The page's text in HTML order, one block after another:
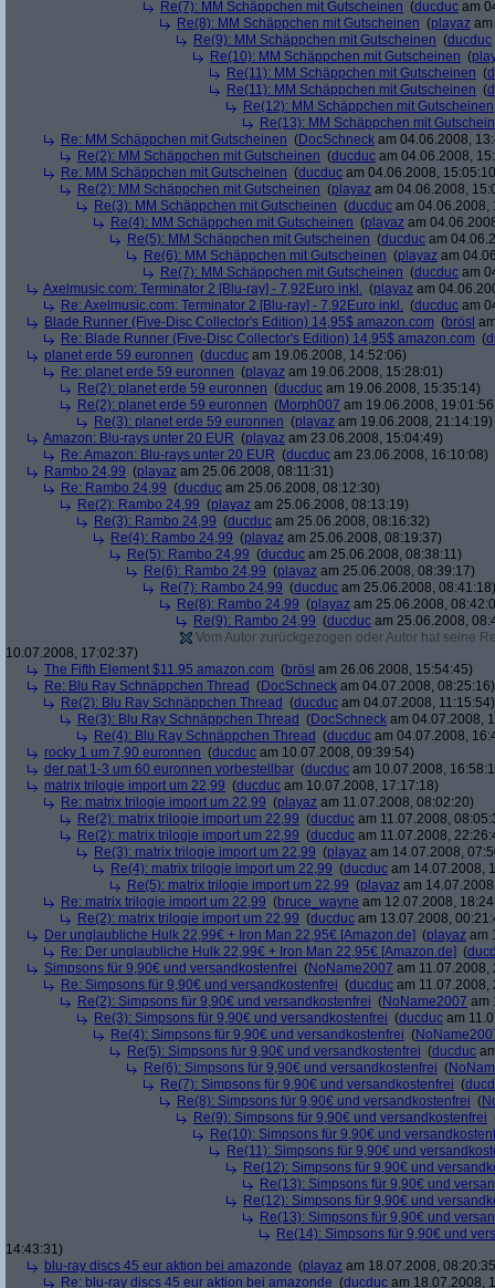
Re(7): MM Schäppchen mit Gutscheinen (ducduc am
Re(8): MM Schäppchen mit Gutscheinen (playaz
Re(9): MM Schäppchen mit Gutscheinen (ducduc
Re(10): MM Schäppchen mit Gutscheinen (
Re(11): MM Schäppchen mit Gutscheinen (
Re(11): MM Schäppchen mit Gutscheinen (
Re(12): MM Schäppchen mit Gutscheinen
Re(13): MM Schäppchen mit
Re: MM Schäppchen mit Gutscheinen (DocSchneck am 04.06.2008,
Re(2): MM Schäppchen mit Gutscheinen (ducduc am 04.06.2008,
Re: MM Schäppchen mit Gutscheinen (ducduc am 04.06.2008,
Re(2): MM Schäppchen mit Gutscheinen (playaz am 04.06.2008,
Re(3): MM Schäppchen mit Gutscheinen (ducduc am 04.06.2008,
Re(4): MM Schäppchen mit Gutscheinen (playaz am
Re(5): MM Schäppchen mit Gutscheinen (ducduc am
Re(6): MM Schäppchen mit Gutscheinen (playaz am
Re(7): MM Schäppchen mit Gutscheinen (ducduc am
Axelmusic.com: Terminator 2 [Blu-ray] - 7,92Euro inkl. (playaz am
Re: Axelmusic.com: Terminator 2 [Blu-ray] - 7,92Euro inkl. (ducduc am
Blade Runner (Five-Disc Collector's Edition) 14,95$ amazon.com (brösl
Re: Blade Runner (Five-Disc Collector's Edition) 14,95$ amazon.com (
planet erde 59 euronnen (ducduc am 19.06.2008, 14:52:06)
Re: planet erde 59 euronnen (playaz am 19.06.2008, 15:28:01)
Re(2): planet erde 59 euronnen (ducduc am 19.06.2008, 15:35:14)
Re(2): planet erde 59 euronnen (Morph007 am 19.06.2008,
Re(3): planet erde 59 euronnen (playaz am 19.06.2008, 21:14:19)
Amazon: Blu-rays unter 20 EUR (playaz am 23.06.2008, 15:04:49)
Re: Amazon: Blu-rays unter 20 EUR (ducduc am 23.06.2008, 16:10:08)
Rambo 24,99 (playaz am 25.06.2008, 08:11:31)
Re: Rambo 24,99 (ducduc am 25.06.2008, 08:12:30)
Re(2): Rambo 24,99 (playaz am 25.06.2008, 08:13:19)
Re(3): Rambo 24,99 (ducduc am 25.06.2008, 08:16:32)
Re(4): Rambo 24,99 (playaz am 25.06.2008, 08:19:37)
Re(5): Rambo 24,99 (ducduc am 25.06.2008, 08:38:11)
Re(6): Rambo 24,99 (playaz am 25.06.2008, 08:39:17)
Re(7): Rambo 24,99 (ducduc am 25.06.2008, 08:41:18)
Re(8): Rambo 24,99 (playaz am 25.06.2008,
Re(9): Rambo 24,99 (ducduc am 25.06.2008,
Vom Autor zurückgezogen oder Autor hat seine
10.07.2008, 17:02:37)
The Fifth Element $11.95 amazon.com (brösl am 26.06.2008, 15:54:45)
Re: Blu Ray Schnäppchen Thread (DocSchneck am 04.07.2008, 08:25:16)
Re(2): Blu Ray Schnäppchen Thread (ducduc am 04.07.2008, 11:15:54)
Re(3): Blu Ray Schnäppchen Thread (DocSchneck am 04.07.2008,
Re(4): Blu Ray Schnäppchen Thread (ducduc am 04.07.2008,
rocky 1 um 7,90 euronnen (ducduc am 10.07.2008, 09:39:54)
der pat 1-3 um 60 euronnen vorbestellbar (ducduc am 10.07.2008,
matrix trilogie import um 22,99 (ducduc am 10.07.2008, 17:17:18)
Re: matrix trilogie import um 22,99 (playaz am 11.07.2008, 08:02:20)
Re(2): matrix trilogie import um 22,99 (ducduc am 11.07.2008,
Re(2): matrix trilogie import um 22,99 (ducduc am 11.07.2008,
Re(3): matrix trilogie import um 22,99 (playaz am 14.07.2008,
Re(4): matrix trilogie import um 22,99 (ducduc am 14.07.2008,
Re(5): matrix trilogie import um 22,99 (playaz am
Re: matrix trilogie import um 22,99 (bruce_wayne am 12.07.2008,
Re(2): matrix trilogie import um 22,99 (ducduc am 13.07.2008,
Der unglaubliche Hulk 22,99€ + Iron Man 22,95€ [Amazon.de] (playaz am
Re: Der unglaubliche Hulk 22,99€ + Iron Man 22,95€ [Amazon.de] (
Simpsons für 9,90€ und versandkostenfrei (NoName2007 am 11.07.2008,
Re: Simpsons für 9,90€ und versandkostenfrei (ducduc am 11.07.2008,
Re(2): Simpsons für 9,90€ und versandkostenfrei (NoName2007 am
Re(3): Simpsons für 9,90€ und versandkostenfrei (ducduc am
Re(4): Simpsons für 9,90€ und versandkostenfrei (
Re(5): Simpsons für 9,90€ und versandkostenfrei (ducduc
Re(6): Simpsons für 9,90€ und versandkostenfrei (
Re(7): Simpsons für 9,90€ und versandkostenfrei (
Re(8): Simpsons für 9,90€ und versandkostenfrei (
Re(9): Simpsons für 9,90€ und versandkostenfrei
Re(10): Simpsons für 9,90€ und
Re(11): Simpsons für 9,90€ und
Re(12): Simpsons für 9,90€ und
Re(13): Simpsons für 9,90€ und
Re(12): Simpsons für 9,90€ und
Re(13): Simpsons für 9,90€ und
Re(14): Simpsons für 9,90€ und
14:43:31)
blu-ray discs 45 eur aktion bei amazonde (playaz am 18.07.2008,
Re: blu-ray discs 45 eur aktion bei amazonde (ducduc am 18.07.2008,